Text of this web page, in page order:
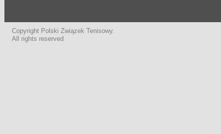
Copyright Polski Związek Tenisowy.
All rights reserved